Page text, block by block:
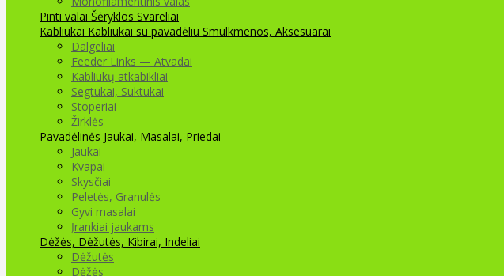
Pinti valai Šėryklos Svareliai
Kabliukai Kabliukai su pavadėliu Smulkmenos, Aksesuarai
Dalgeliai
Feeder Links — Atvadai
Kabliukų atkabikliai
Segtukai, Suktukai
Stoperiai
Žirklės
Pavadėlinės Jaukai, Masalai, Priedai
Jaukai
Kvapai
Skysčiai
Peletės, Granulės
Gyvi masalai
Įrankiai jaukams
Dėžės, Dėžutės, Kibirai, Indeliai
Dėžutės
Dėžės